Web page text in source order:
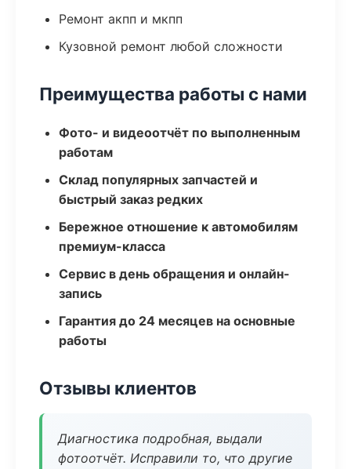
Ремонт акпп и мкпп
Кузовной ремонт любой сложности
Преимущества работы с нами
Фото- и видеоотчёт по выполненным
работам
Склад популярных запчастей и
быстрый заказ редких
Бережное отношение к автомобилям
премиум-класса
Сервис в день обращения и онлайн-
запись
Гарантия до 24 месяцев на основные
работы
Отзывы клиентов
Диагностика подробная, выдали
фотоотчёт. Исправили то, что другие